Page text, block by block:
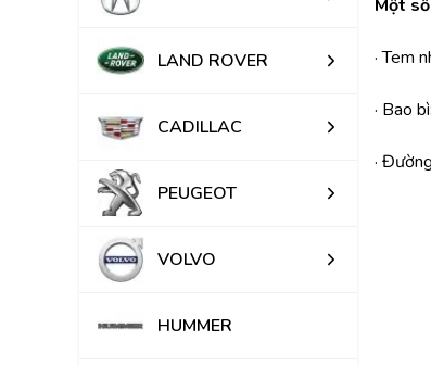
LAND ROVER
CADILLAC
PEUGEOT
VOLVO
HUMMER
Một
· Tem
· Bao
·